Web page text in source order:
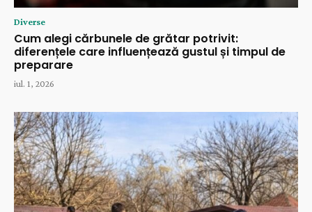
Diverse
Cum alegi cărbunele de grătar potrivit:
diferențele care influențează gustul și timpul de
preparare
iul. 1, 2026